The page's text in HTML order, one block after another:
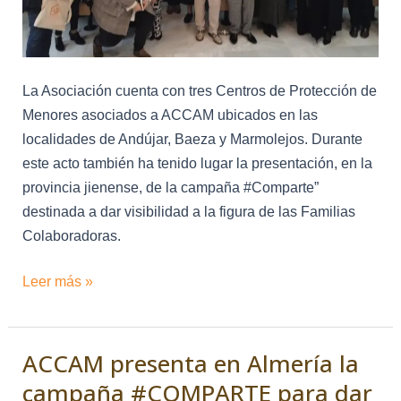
La Asociación cuenta con tres Centros de Protección de
Menores asociados a ACCAM ubicados en las
localidades de Andújar, Baeza y Marmolejos. Durante
este acto también ha tenido lugar la presentación, en la
provincia jienense, de la campaña #Comparte”
destinada a dar visibilidad a la figura de las Familias
Colaboradoras.
en
la
de
Jaén
Leer más »
ACCAM presenta en Almería la
campaña #COMPARTE para dar
ACCAM